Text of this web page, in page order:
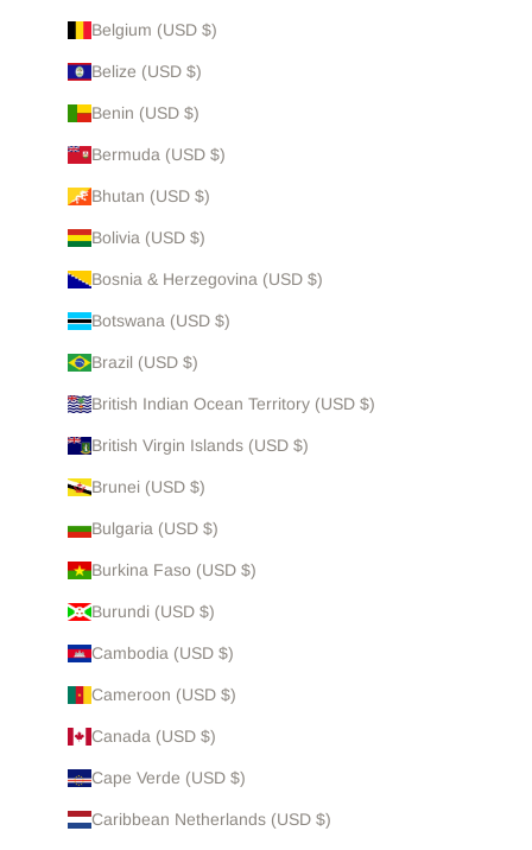
Belgium (USD $)
Belize (USD $)
Benin (USD $)
Bermuda (USD $)
Bhutan (USD $)
Bolivia (USD $)
Bosnia & Herzegovina (USD $)
Botswana (USD $)
Brazil (USD $)
British Indian Ocean Territory (USD $)
British Virgin Islands (USD $)
Brunei (USD $)
Bulgaria (USD $)
Burkina Faso (USD $)
Burundi (USD $)
Cambodia (USD $)
Cameroon (USD $)
Canada (USD $)
Cape Verde (USD $)
Caribbean Netherlands (USD $)